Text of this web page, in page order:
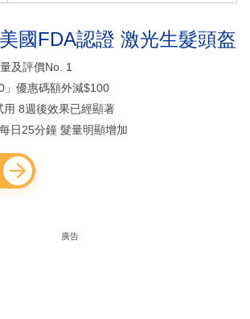
國FDA認證 激光生髮頭盔
及評價No. 1
」優惠碼額外減$100
用 8週後效果已經顯著
日25分鐘 髮量明顯增加
廣告